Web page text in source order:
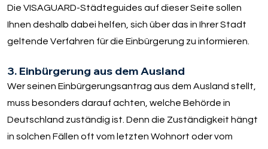
Die VISAGUARD-Städteguides auf dieser Seite sollen
Ihnen deshalb dabei helfen, sich über das in Ihrer Stadt
geltende Verfahren für die Einbürgerung zu informieren.
3. Einbürgerung aus dem Ausland
Wer seinen Einbürgerungsantrag aus dem Ausland stellt,
muss besonders darauf achten, welche Behörde in
Deutschland zuständig ist. Denn die Zuständigkeit hängt
in solchen Fällen oft vom letzten Wohnort oder vom